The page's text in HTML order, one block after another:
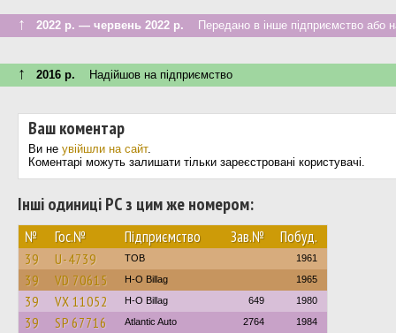
↑ 2022 р. — червень 2022 р. Передано в інше підприємство або
↑ 2016 р. Надійшов на підприємство
Ваш коментар
Ви не увійшли на сайт.
Коментарі можуть залишати тільки зареєстровані користувачі.
Інші одиниці РС з цим же номером:
№ Гос.№ Підприємство Зав.№ Побуд.
39 U-4739 TOB 1961
39 VD 70615 H-O Billag 1965
39 VX 11052 H-O Billag 649 1980
39 SP 67716 Atlantic Auto 2764 1984